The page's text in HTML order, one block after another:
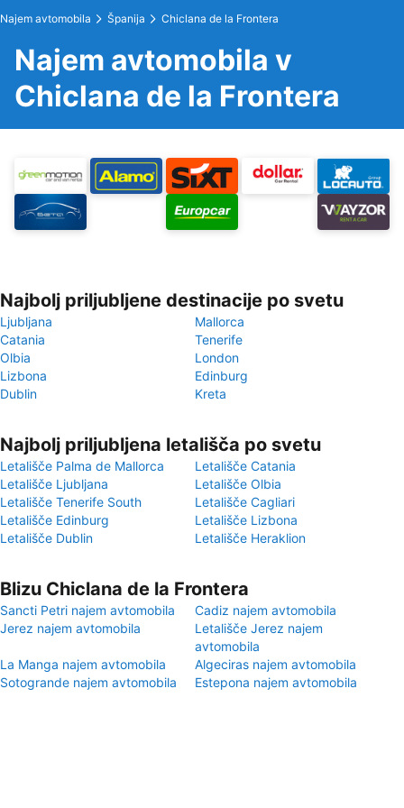
Najem avtomobila Španija Chiclana de la Frontera
Najem avtomobila v
Chiclana de la Frontera
Najbolj priljubljene destinacije po svetu
Ljubljana
Mallorca
Catania
Tenerife
Olbia
London
Lizbona
Edinburg
Dublin
Kreta
Najbolj priljubljena letališča po svetu
Letališče Palma de Mallorca
Letališče Catania
Letališče Ljubljana
Letališče Olbia
Letališče Tenerife South
Letališče Cagliari
Letališče Edinburg
Letališče Lizbona
Letališče Dublin
Letališče Heraklion
Blizu Chiclana de la Frontera
Sancti Petri najem avtomobila
Cadiz najem avtomobila
Jerez najem avtomobila
Letališče Jerez najem
avtomobila
La Manga najem avtomobila
Algeciras najem avtomobila
Sotogrande najem avtomobila
Estepona najem avtomobila